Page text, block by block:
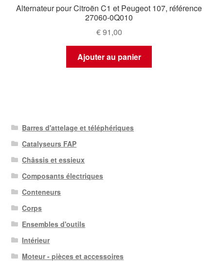
Alternateur pour Citroën C1 et Peugeot 107, référence
27060-0Q010
€91,00
Ajouter au panier
Barres d'attelage et téléphériques
Catalyseurs FAP
Châssis et essieux
Composants électriques
Conteneurs
Corps
Ensembles d'outils
Intérieur
Moteur - pièces et accessoires